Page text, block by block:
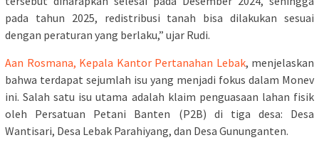
pada tahun 2025, redistribusi tanah bisa dilakukan sesuai
dengan peraturan yang berlaku,” ujar Rudi.
Aan Rosmana, Kepala Kantor Pertanahan Lebak, menjelaskan
bahwa terdapat sejumlah isu yang menjadi fokus dalam Monev
ini. Salah satu isu utama adalah klaim penguasaan lahan fisik
oleh Persatuan Petani Banten (P2B) di tiga desa: Desa
Wantisari, Desa Lebak Parahiyang, dan Desa Gununganten.